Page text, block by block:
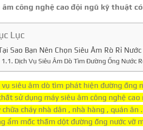
âm công nghệ cao đội ngũ kỹ thuật
Lục
Sao Bạn Nên Chọn Siêu Âm Rò Rỉ
Dịch Vụ Siêu Âm Dò Tìm Đường Ống Nước
vụ siêu âm dò tìm phát hiện đường ống
sử dụng máy siêu âm công nghệ
chữa cháy nhà dân , nhà hàng , quán
ẩm mốc thấm dột đường ống nước vỡ